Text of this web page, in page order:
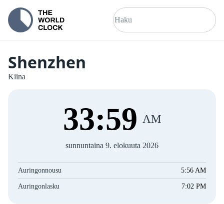
Shenzhen
Kiina
33:59 AM
sunnuntaina 9. elokuuta 2026
Auringonnousu 5:56 AM
Auringonlasku 7:02 PM